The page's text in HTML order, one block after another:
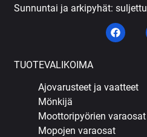
Sunnuntai ja arkipyhät: suljettu
TUOTEVALIKOIMA
Ajovarusteet ja vaatteet
Mönkijä
Moottoripyörien varaosat
Mopojen varaosat